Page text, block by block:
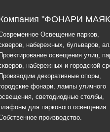
"ФОНАРИ
Освещение парков,
набережных, бульваров,
Проектирование освещения улиц,
набережных и городской
Производим декоративные опоры,
фонари, лампы уличного
светодиодные столбы,
для паркового освещения.
производство.